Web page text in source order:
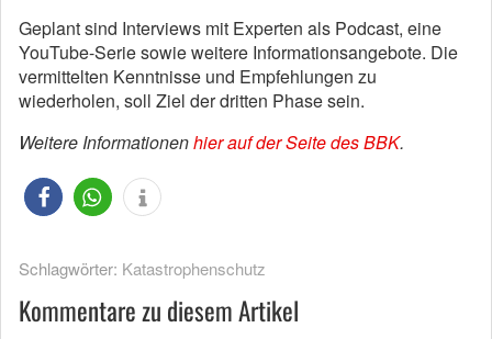
Geplant sind Interviews mit Experten als Podcast, eine
YouTube-Serie sowie weitere Informationsangebote. Die
vermittelten Kenntnisse und Empfehlungen zu
wiederholen, soll Ziel der dritten Phase sein.
Weitere Informationenhier auf der Seite des BBK.
Schlagwörter: Katastrophenschutz
Kommentare zu diesem Artikel